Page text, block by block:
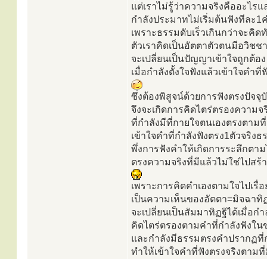
แต่เราไม่รู้ว่าความจริงคืออะไรแ
กำลังประมาทไม่เริ่มต้นฟังทีละ1
เพราะธรรมดับเร็วเกินกว่าจะคิด
ตัวเราคิดเป็นอัตตาตัวตนมีอวิชชา
จะเปลี่ยนเป็นปัญญาเข้าใจถูกต้อง
เมื่อกำลังตั้งใจฟังแล้วเข้าใจคำที่
ซึ่งต้องพิสูจน์ด้วยการฟังตรงปัจจุ
จึงจะเกิดการคิดไตร่ตรองความจ
ที่กำลังมีที่กายใจตนเองตรงตาม
เข้าใจคำที่กำลังฟังตรง1ตัวจริงธ
พึ่งการฟังคำให้เกิดการระลึกตา
ตรงความจริงที่มีแล้วไม่ใช่ไปสร้
เพราะการคิดคำเองตามใจไปเรื่อ
เป็นความเห็นของอัตตา=มิจฉาทิ
จะเปลี่ยนเป็นสัมมาทิฏฐิได้เมื่อกำ
คิดไตร่ตรองตามคำที่กำลังฟังใ
และกำลังมีธรรมตรงคำปรากฏที่
ทำให้เข้าใจคำที่ฟังตรงจริงตาม